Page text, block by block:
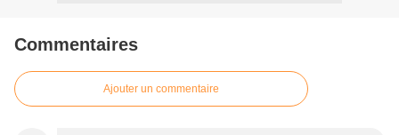
Commentaires
Ajouter un commentaire